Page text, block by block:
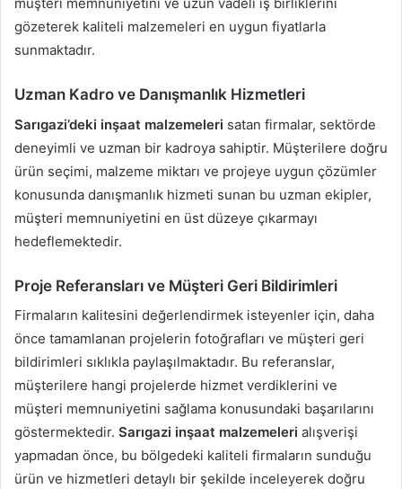
gözeterek kaliteli malzemeleri en uygun fiyatlarla
sunmaktadır.
Uzman Kadro ve Danışmanlık Hizmetleri
Sarıgazi’deki inşaat malzemeleri satan firmalar, sektörde
deneyimli ve uzman bir kadroya sahiptir. Müşterilere doğru
ürün seçimi, malzeme miktarı ve projeye uygun çözümler
konusunda danışmanlık hizmeti sunan bu uzman ekipler,
müşteri memnuniyetini en üst düzeye çıkarmayı
hedeflemektedir.
Proje Referansları ve Müşteri Geri Bildirimleri
Firmaların kalitesini değerlendirmek isteyenler için, daha
önce tamamlanan projelerin fotoğrafları ve müşteri geri
bildirimleri sıklıkla paylaşılmaktadır. Bu referanslar,
müşterilere hangi projelerde hizmet verdiklerini ve
müşteri memnuniyetini sağlama konusundaki başarılarını
göstermektedir. Sarıgazi inşaat malzemeleri alışverişi
yapmadan önce, bu bölgedeki kaliteli firmaların sunduğu
ürün ve hizmetleri detaylı bir şekilde inceleyerek doğru